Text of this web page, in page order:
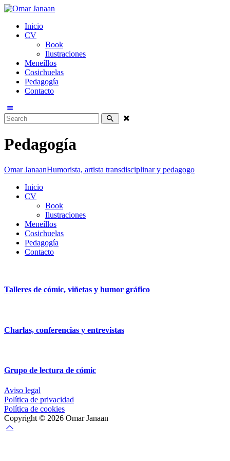
Inicio
CV
Book
Ilustraciones
Meneíllos
Cosichuelas
Pedagogía
Contacto
Pedagogía
Omar JanaanHumorista, artista transdisciplinar y pedagogo
Inicio
CV
Book
Ilustraciones
Meneíllos
Cosichuelas
Pedagogía
Contacto
Talleres de cómic, viñetas y humor gráfico
Charlas, conferencias y entrevistas
Grupo de lectura de cómic
Aviso legal
Política de privacidad
Política de cookies
Copyright © 2026 Omar Janaan